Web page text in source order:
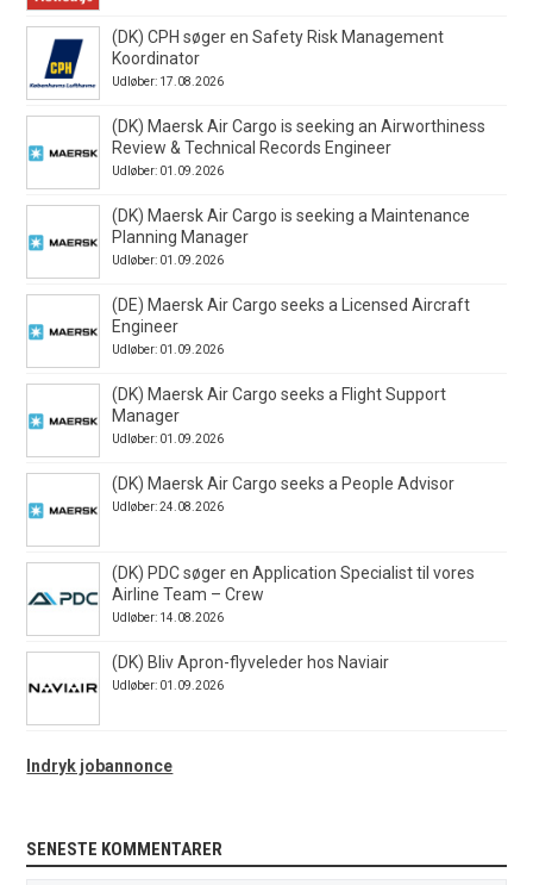
(DK) CPH søger en Safety Risk Management
Koordinator
Udløber: 17.08.2026
(DK) Maersk Air Cargo is seeking an Airworthiness
Review & Technical Records Engineer
Udløber: 01.09.2026
(DK) Maersk Air Cargo is seeking a Maintenance
Planning Manager
Udløber: 01.09.2026
(DE) Maersk Air Cargo seeks a Licensed Aircraft
Engineer
Udløber: 01.09.2026
(DK) Maersk Air Cargo seeks a Flight Support
Manager
Udløber: 01.09.2026
(DK) Maersk Air Cargo seeks a People Advisor
Udløber: 24.08.2026
(DK) PDC søger en Application Specialist til vores
Airline Team – Crew
Udløber: 14.08.2026
(DK) Bliv Apron-flyveleder hos Naviair
Udløber: 01.09.2026
Indryk jobannonce
SENESTE KOMMENTARER